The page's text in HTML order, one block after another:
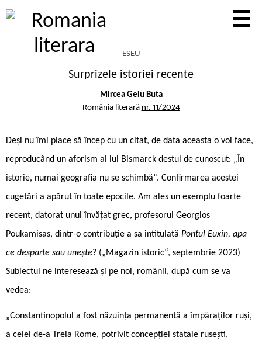
ESEU
Surprizele istoriei recente
Mircea Gelu Buta
România literară nr. 11/2024
Deși nu îmi place să încep cu un citat, de data aceasta o voi face,
reproducând un aforism al lui Bismarck destul de cunoscut: „În
istorie, numai geografia nu se schimbă“. Confirmarea acestei
cugetări a apărut în toate epocile. Am ales un exemplu foarte
recent, datorat unui învățat grec, profesorul Georgios
Poukamisas, dintr-o contribuție a sa intitulată Pontul Euxin, apa
ce desparte sau unește? („Magazin istoric“, septembrie 2023)
Subiectul ne interesează și pe noi, românii, după cum se va
vedea:
„Constantinopolul a fost năzuința permanentă a împăraților ruși,
a celei de-a Treia Rome, potrivit concepției statale rusești,